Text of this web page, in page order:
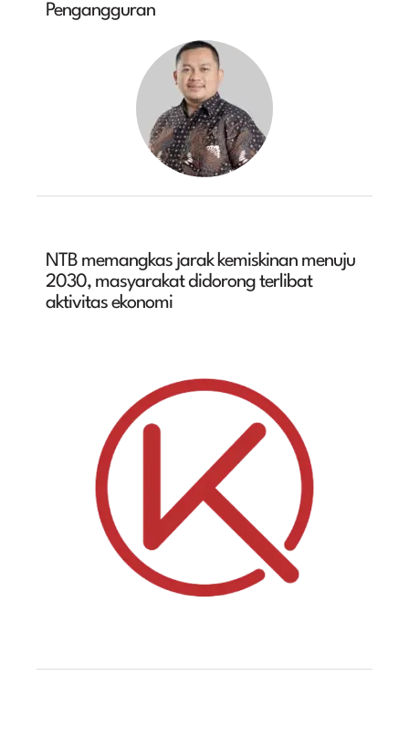
Pengangguran
NTB memangkas jarak kemiskinan menuju
2030, masyarakat didorong terlibat
aktivitas ekonomi